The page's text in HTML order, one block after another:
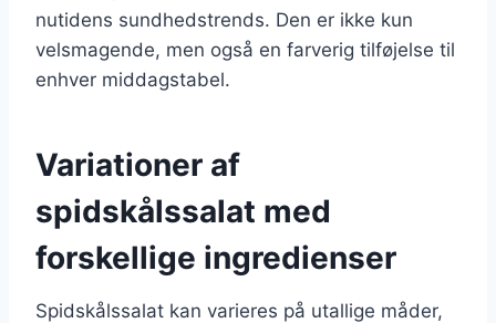
nutidens sundhedstrends. Den er ikke kun
velsmagende, men også en farverig tilføjelse til
enhver middagstabel.
Variationer af
spidskålssalat med
forskellige ingredienser
Spidskålssalat kan varieres på utallige måder,